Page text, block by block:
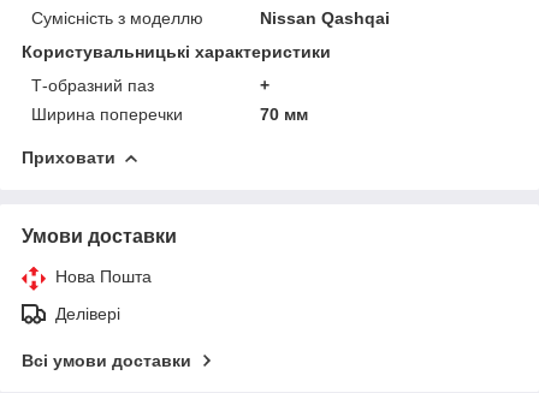
Сумісність з моделлю
Nissan Qashqai
Користувальницькі характеристики
Т-образний паз
+
Ширина поперечки
70 мм
Приховати
Умови доставки
Нова Пошта
Делівері
Всі умови доставки